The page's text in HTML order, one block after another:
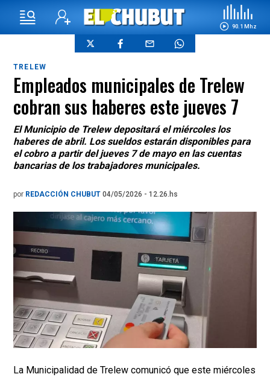
90.1 Mhz
TRELEW
Empleados municipales de Trelew
cobran sus haberes este jueves 7
El Municipio de Trelew depositará el miércoles los
haberes de abril. Los sueldos estarán disponibles para
el cobro a partir del jueves 7 de mayo en las cuentas
bancarias de los trabajadores municipales.
por REDACCIÓN CHUBUT 04/05/2026 - 12.26.hs
La Municipalidad de Trelew comunicó que este miércoles